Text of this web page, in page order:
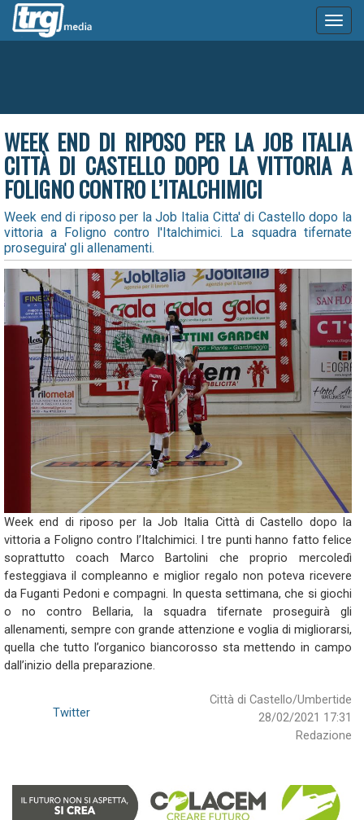
WEEK END DI RIPOSO PER LA JOB ITALIA
CITTÀ DI CASTELLO DOPO LA VITTORIA A
FOLIGNO CONTRO L’ITALCHIMICI
Week end di riposo per la Job Italia Citta' di Castello dopo la
vittoria a Foligno contro l'Italchimici. La squadra tifernate
proseguira' gli allenamenti.
Week end di riposo per la Job Italia Città di Castello dopo la
vittoria a Foligno contro l’Italchimici. I tre punti hanno fatto felice
soprattutto coach Marco Bartolini che proprio mercoledì
festeggiava il compleanno e miglior regalo non poteva ricevere
da Fuganti Pedoni e compagni. In questa settimana, che si giochi
o no contro Bellaria, la squadra tifernate proseguirà gli
allenamenti, sempre con grande attenzione e voglia di migliorarsi,
quella che tutto l’organico biancorosso sta mettendo in campo
dall’inizio della preparazione.
Città di Castello/Umbertide
28/02/2021 17:31
Redazione
Twitter